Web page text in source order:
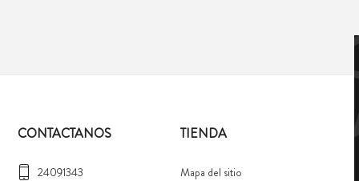
CONTACTANOS
24091343
TIENDA
Mapa del sitio